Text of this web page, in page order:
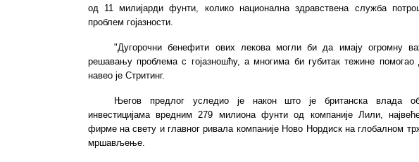
од 11 милијарди фунти, колико национална здравствена служба
проблем гојазности.
"Дугорочни бенефити ових лекова могли би да имају огромну
решавању проблема с гојазношћу, а многима би губитак тежине
навео је Стритинг.
Његов предлог уследио је након што је британска влада
инвестицијама вредним 279 милиона фунти од компаније Лили,
фирме на свету и главног ривала компаније Ново Нордиск на глобалном
мршављење.